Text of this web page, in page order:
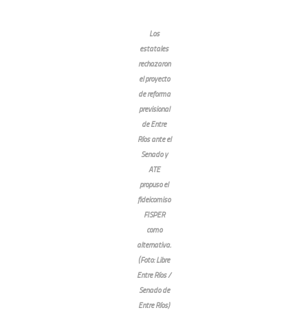
Los
estatales
rechazaron
el proyecto
de reforma
previsional
de Entre
Ríos ante el
Senado y
ATE
propuso el
fideicomiso
FISPER
como
alternativa.
(Foto: Libre
Entre Ríos /
Senado de
Entre Ríos)